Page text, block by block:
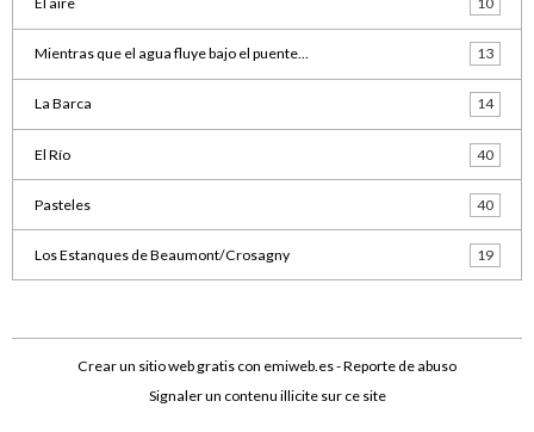
Mientras que el agua fluye bajo el puente... 13
La Barca 14
El Río 40
Pasteles 40
Los Estanques de Beaumont/Crosagny 19
Crear un sitio web gratis con emiweb.es -Reporte de abuso
Signaler un contenu illicite sur ce site